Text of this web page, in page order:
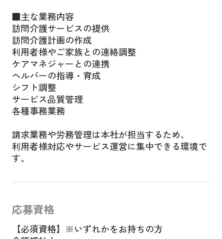
■主な業務内容
訪問介護サービスの提供
訪問介護計画の作成
利用者様やご家族との連絡調整
ケアマネジャーとの連携
ヘルパーの指導・育成
シフト調整
サービス品質管理
各種事務業務
請求業務や労務管理は本社が担当するため、
利用者様対応やサービス運営に集中できる環境で
す。
応募資格
【必須資格】※いずれかをお持ちの方